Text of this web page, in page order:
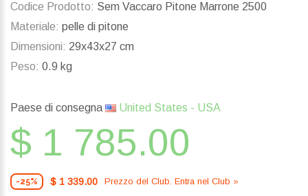
Codice Prodotto: Sem Vaccaro Pitone Marrone 2500
Materiale: pelle di pitone
Dimensioni: 29x43x27 cm
Peso: 0.9 kg
Paese di consegna United States - USA
$ 1 785.00
-25% $ 1 339.00 Prezzo del Сlub. Entra nel Сlub »